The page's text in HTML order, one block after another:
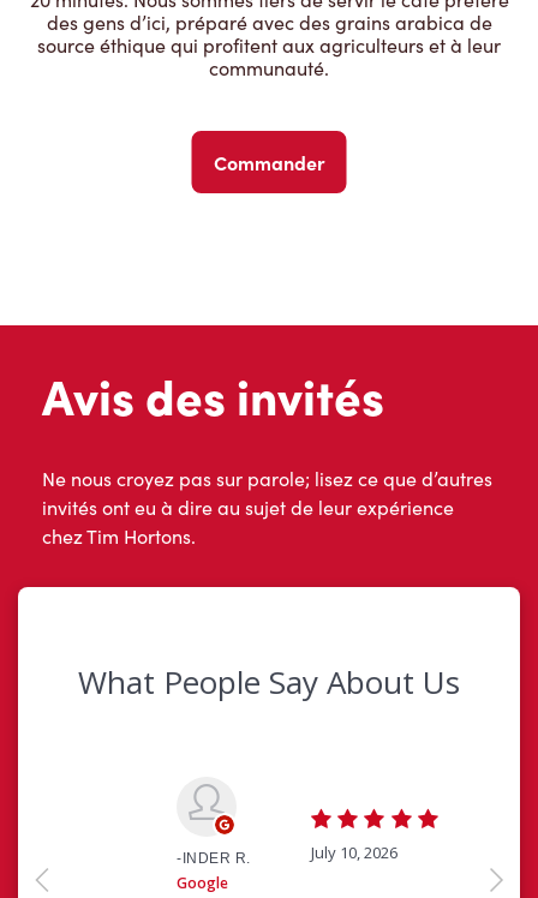
des gens d’ici, préparé avec des grains arabica de
source éthique qui profitent aux agriculteurs et à leur
communauté.
Commander
Avis des invités
Ne nous croyez pas sur parole; lisez ce que d’autres
invités ont eu à dire au sujet de leur expérience
chez Tim Hortons.